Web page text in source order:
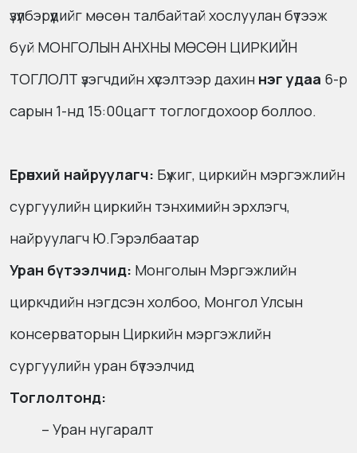
үзүүлбэрүүдийг мөсөн талбайтай хослуулан бүтээж
буй МОНГОЛЫН АНХНЫ МӨСӨН ЦИРКИЙН
ТОГЛОЛТ үзэгчдийн хүсэлтээр дахин нэг удаа 6-р
сарын 1-нд 15:00цагт тоглогдохоор боллоо.
Ерөнхий найруулагч: Бүжиг, циркийн мэргэжлийн
сургуулийн циркийн тэнхимийн эрхлэгч,
найруулагч Ю.Гэрэлбаатар
Уран бүтээлчид: Монголын Мэргэжлийн
циркчдийн нэгдсэн холбоо, Монгол Улсын
консерваторын Циркийн мэргэжлийн
сургуулийн уран бүтээлчид
Тоглолтонд:
– Уран нугаралт